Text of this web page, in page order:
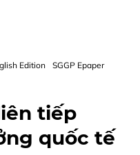
Edition SGGP Epaper
tiếp
quốc tế